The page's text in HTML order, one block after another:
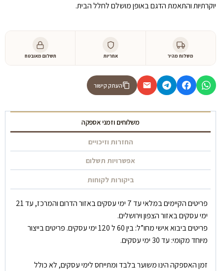
יוקרתיות והתאמת הדגם באופן מושלם לחלל הבית.
משלוח מהיר אחריות תשלום מאובטח
העתק קישור
משלוחים וזמני אספקה
החזרות וזיכויים
אפשרויות תשלום
ביקורות לקוחות
פריטים הקיימים במלאי עד 7 ימי עסקים באזור הדרום והמרכז, עד 21
ימי עסקים באזור הצפון וירושלים.
פריטים ביבוא אישי מחו”ל: בין 60 ל 120 ימי עסקים. פריטים בייצור
מיוחד מקומי: עד 30 ימי עסקים.
זמן האספקה הינו משוער בלבד ומתייחס לימי עסקים, לא כולל